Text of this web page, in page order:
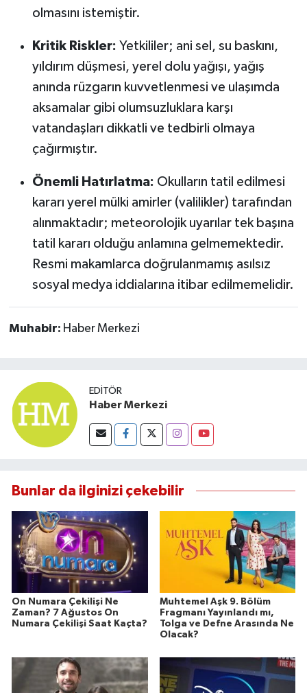
olmasını istemiştir.
Kritik Riskler: Yetkililer; ani sel, su baskını,
yıldırım düşmesi, yerel dolu yağışı, yağış
anında rüzgarın kuvvetlenmesi ve ulaşımda
aksamalar gibi olumsuzluklara karşı
vatandaşları dikkatli ve tedbirli olmaya
çağırmıştır.
Önemli Hatırlatma: Okulların tatil edilmesi
kararı yerel mülki amirler (valilikler) tarafından
alınmaktadır; meteorolojik uyarılar tek başına
tatil kararı olduğu anlamına gelmemektedir.
Resmi makamlarca doğrulanmamış asılsız
sosyal medya iddialarına itibar edilmemelidir.
Muhabir: Haber Merkezi
EDITÖR
Haber Merkezi
Bunlar da ilginizi çekebilir
On Numara Çekilişi Ne
Zaman? 7 Ağustos On
Numara Çekilişi Saat Kaçta?
Muhtemel Aşk 9. Bölüm
Fragmanı Yayınlandı mı,
Tolga ve Defne Arasında Ne
Olacak?